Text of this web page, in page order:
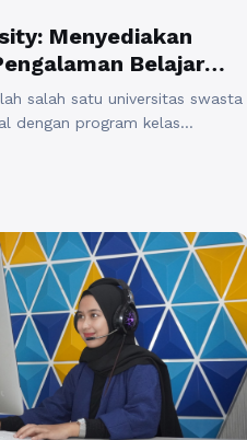
Menyediakan
Belajar
salah satu universitas swasta
dengan program kelas
profesional untuk tetap
kemudahan bagi mahasiswa
yang memungkinkan
lingkungan belajar ... Baca